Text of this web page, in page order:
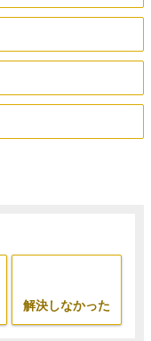
解決しなかった